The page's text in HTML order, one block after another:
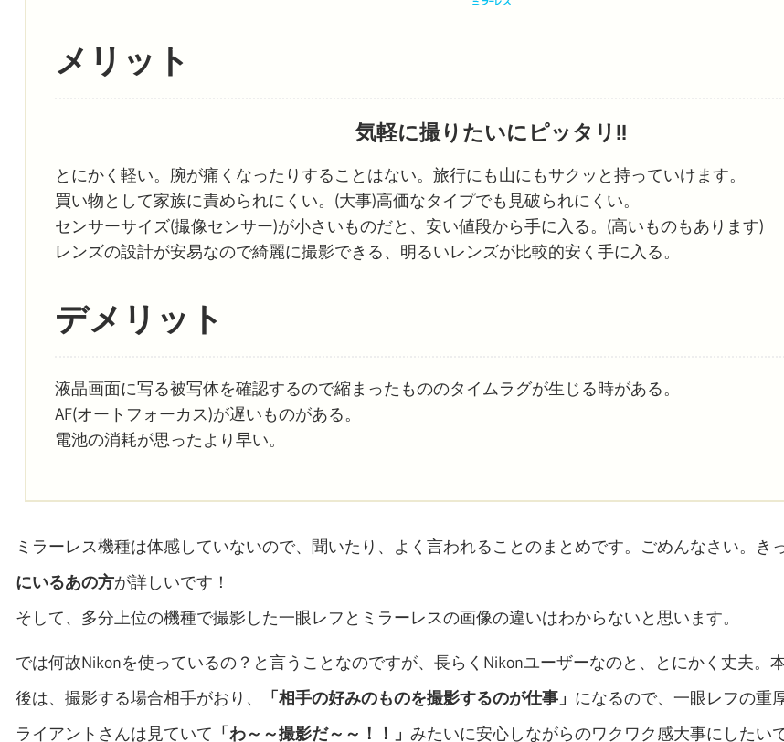
メリット
気軽に撮りたいにピッタリ!!
とにかく軽い。腕が痛くなったりすることはない。旅行にも山にもサクッと持っていけます。
買い物として家族に責められにくい。(大事)高価なタイプでも見破られにくい。
センサーサイズ(撮像センサー)が小さいものだと、安い値段から手に入る。(高いものもあります)
レンズの設計が安易なので綺麗に撮影できる、明るいレンズが比較的安く手に入る。
デメリット
液晶画面に写る被写体を確認するので縮まったもののタイムラグが生じる時がある。
AF(オートフォーカス)が遅いものがある。
電池の消耗が思ったより早い。
ミラーレス機種は体感していないので、聞いたり、よく言われることのまとめです。ごめんなさい。き
にいるあの方が詳しいです！
そして、多分上位の機種で撮影した一眼レフとミラーレスの画像の違いはわからないと思います。
では何故Nikonを使っているの？と言うことなのですが、長らくNikonユーザーなのと、とにかく丈夫。本
後は、撮影する場合相手がおり、
「相手の好みのものを撮影するのが仕事」 になるので、一眼レフの重
ライアントさんは見ていて 「わ～～撮影だ～～！！」 みたいに安心しながらのワクワク感大事にしたいで